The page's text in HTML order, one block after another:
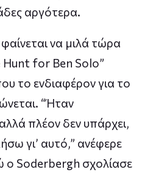
αργότερα.
να μιλά τώρα
Hunt for Ben Solo”
το ενδιαφέρον για το
“Ήταν
πλέον δεν υπάρχει,
γι’ αυτό,” ανέφερε
ο Soderbergh σχολίασε